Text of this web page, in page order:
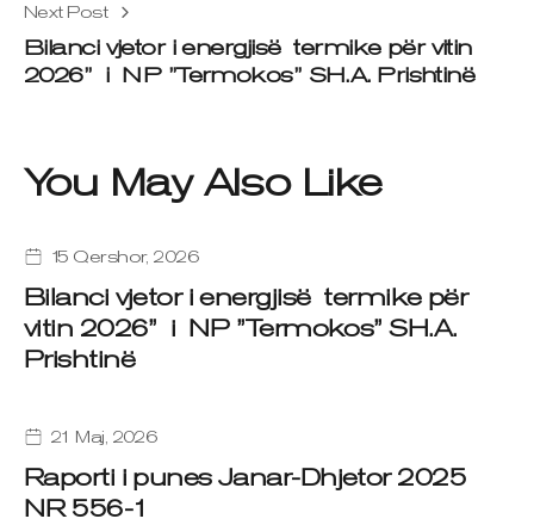
Next Post
Bilanci vjetor i energjisë termike për vitin
2026” i NP ”Termokos” SH.A. Prishtinë
You May Also Like
15 Qershor, 2026
Bilanci vjetor i energjisë termike për
vitin 2026” i NP ”Termokos” SH.A.
Prishtinë
21 Maj, 2026
Raporti i punes Janar-Dhjetor 2025
NR 556-1